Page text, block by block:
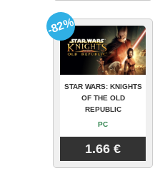
STAR WARS: KNIGHTS
OF THE OLD
REPUBLIC
PC
1.66 €
-82%